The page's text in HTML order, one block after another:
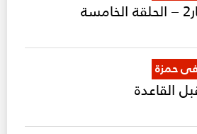
حمزة
القاعدة